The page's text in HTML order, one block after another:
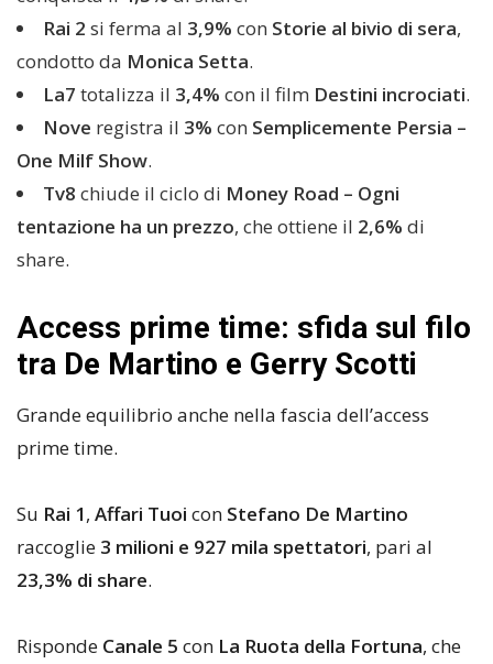
Rai 2 si ferma al 3,9% con Storie al bivio di sera,
condotto da Monica Setta.
La7 totalizza il 3,4% con il film Destini incrociati.
Nove registra il 3% con Semplicemente Persia –
One Milf Show.
Tv8 chiude il ciclo di Money Road – Ogni
tentazione ha un prezzo, che ottiene il 2,6% di
share.
Access prime time: sfida sul filo
tra De Martino e Gerry Scotti
Grande equilibrio anche nella fascia dell’access
prime time.
Su Rai 1, Affari Tuoi con Stefano De Martino
raccoglie 3 milioni e 927 mila spettatori, pari al
23,3% di share.
Risponde Canale 5 con La Ruota della Fortuna, che